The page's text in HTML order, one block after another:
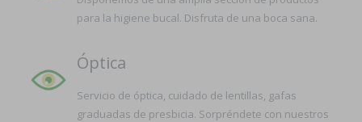
para la higiene bucal. Disfruta de una boca sana.
Óptica
Servicio de óptica, cuidado de lentillas, gafas
graduadas de presbicia. Sorpréndete con nuestros